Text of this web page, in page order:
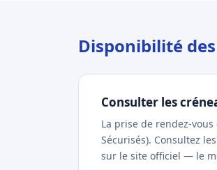
Disponibilité
Consulter les
La prise de rendez-
Sécurisés). Consultez
sur le site officiel — le